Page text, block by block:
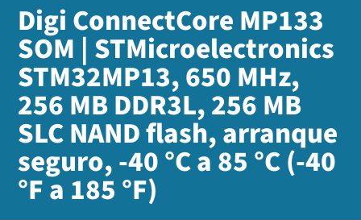
Digi ConnectCore MP133
SOM | STMicroelectronics
STM32MP13, 650 MHz,
256 MB DDR3L, 256 MB
SLC NAND flash, arranque
seguro, -40 °C a 85 °C (-40
°F a 185 °F)